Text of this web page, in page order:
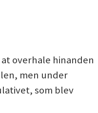
overhale hinanden
men under
som blev